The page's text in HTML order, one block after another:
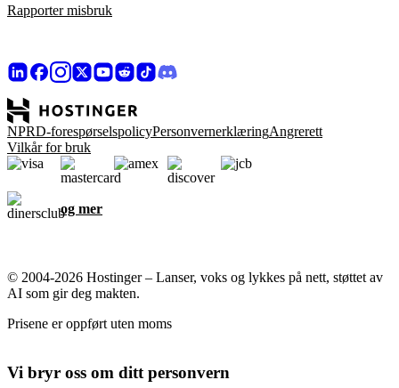
Rapporter misbruk
NPRD-forespørselspolicyPersonvernerklæringAngrerett
Vilkår for bruk
og mer
© 2004-2026 Hostinger – Lanser, voks og lykkes på nett, støttet av
AI som gir deg makten.
Prisene er oppført uten moms
Vi bryr oss om ditt personvern